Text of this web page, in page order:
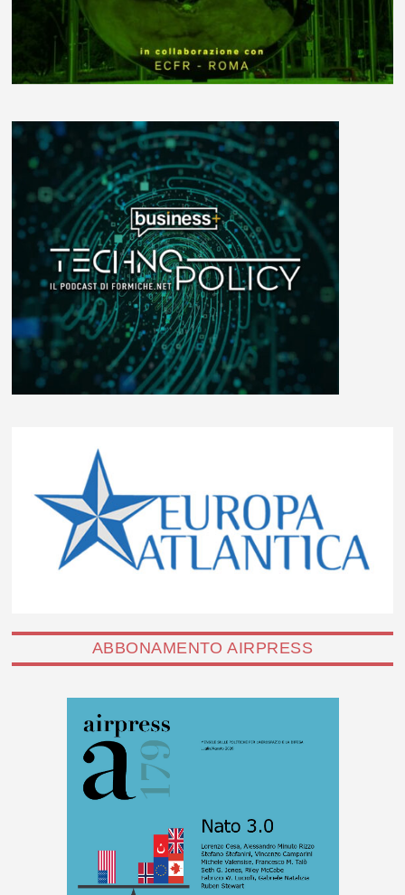
ABBONAMENTO AIRPRESS